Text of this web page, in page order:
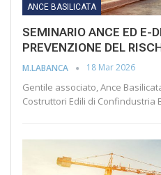
ANCE BASILICATA
SEMINARIO ANCE ED E-
PREVENZIONE DEL
M.LABANCA 18 Mar 2026
Gentile associato, Ance
Costruttori Edili di Confindustria